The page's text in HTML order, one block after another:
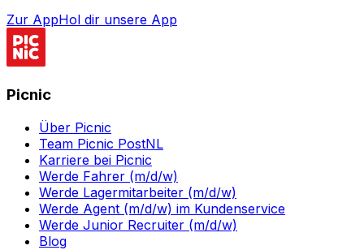
Zur AppHol dir unsere App
Picnic
Über Picnic
Team Picnic PostNL
Karriere bei Picnic
Werde Fahrer (m/d/w)
Werde Lagermitarbeiter (m/d/w)
Werde Agent (m/d/w) im Kundenservice
Werde Junior Recruiter (m/d/w)
Blog